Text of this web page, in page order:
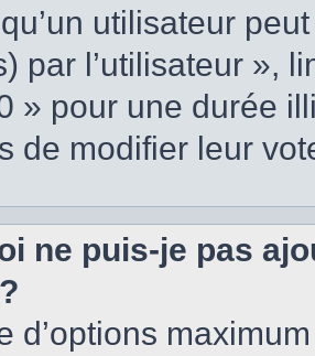
utilisateur
par l’utilisateur »,
» pour une durée
de modifier leur
ne puis-je pas
d’options